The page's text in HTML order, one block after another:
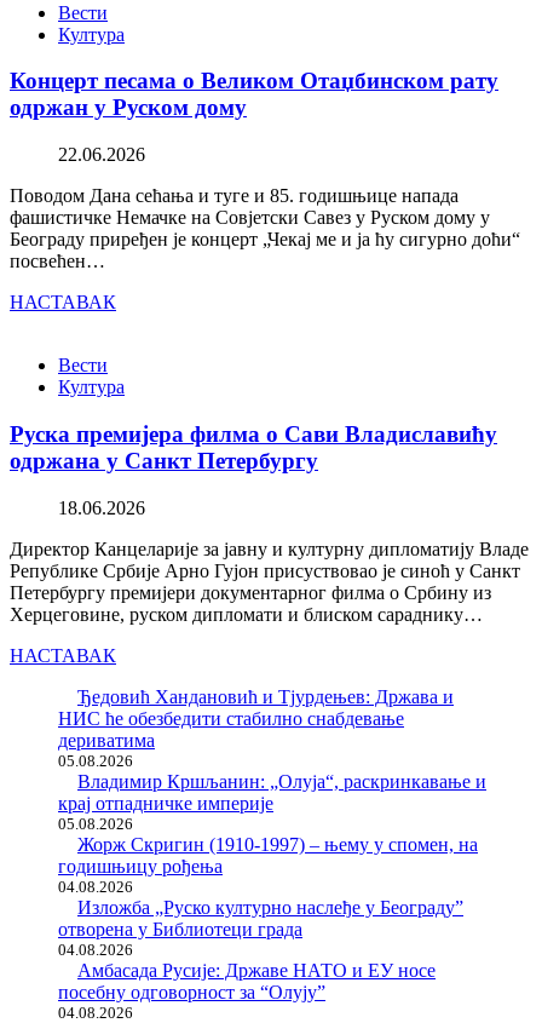
Вести
Култура
Концерт песама о Великом Отаџбинском рату
одржан у Руском дому
22.06.2026
Поводом Дана сећања и туге и 85. годишњице напада
фашистичке Немачке на Совјетски Савез у Руском дому у
Београду приређен је концерт „Чекај ме и ја ћу сигурно доћи“
посвећен…
НАСТАВАК
Вести
Култура
Руска премијера филма о Сави Владиславићу
одржана у Санкт Петербургу
18.06.2026
Директор Канцеларије за јавну и културну дипломатију Владе
Републике Србије Арно Гујон присуствовао је синоћ у Санкт
Петербургу премијери документарног филма о Србину из
Херцеговине, руском дипломати и блиском сараднику…
НАСТАВАК
Ђедовић Хандановић и Тјурдењев: Држава и
НИС ће обезбедити стабилно снабдевање
дериватима
05.08.2026
Владимир Кршљанин: „Олуја“, раскринкавање и
крај отпадничке империје
05.08.2026
Жорж Скригин (1910-1997) – њему у спомен, на
годишњицу рођења
04.08.2026
Изложба „Руско културно наслеђе у Београду”
отворена у Библиотеци града
04.08.2026
Амбасада Русије: Државе НАТО и ЕУ носе
посебну одговорност за “Олују”
04.08.2026